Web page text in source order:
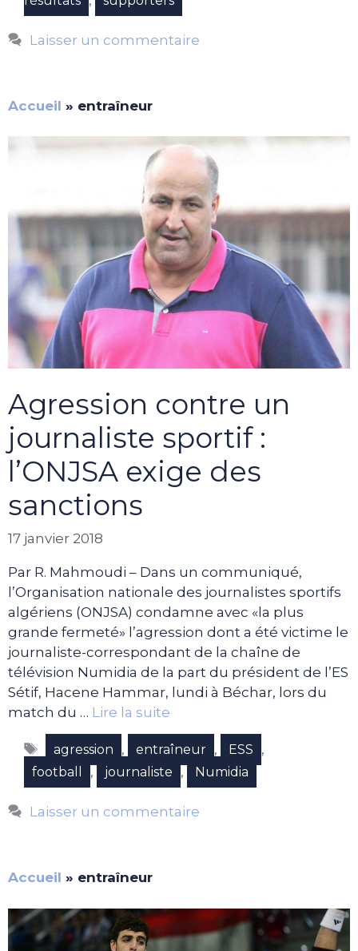
Laisser un commentaire
Accueil » entraîneur
Agression contre un
journaliste sportif :
l’ONJSA exige des
sanctions
17 janvier 2018
Par R. Mahmoudi – Dans un communiqué,
l’Organisation nationale des journalistes sportifs
algériens (ONJSA) condamne avec «la plus
grande fermeté» l’agression dont a été victime le
journaliste-correspondant de la chaîne de
télévision Numidia de la part du président de l’ES
Sétif, Hacene Hammar, lundi à Béchar, lors du
match du … Lire la suite
Étiquettes
agression , entraîneur , ESS ,
football , journaliste , Numidia
Laisser un commentaire
Accueil » entraîneur